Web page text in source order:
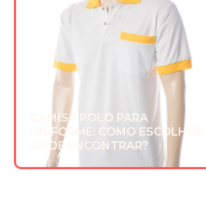
CAMISA POLO PARA
UNIFORME: COMO ESCOLHER E
ONDE ENCONTRAR?